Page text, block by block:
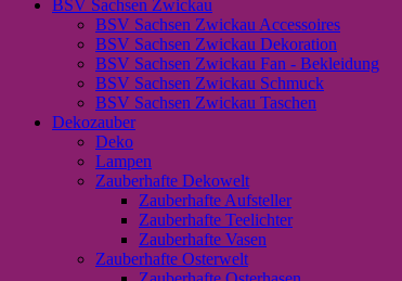
BSV Sachsen Zwickau
BSV Sachsen Zwickau Accessoires
BSV Sachsen Zwickau Dekoration
BSV Sachsen Zwickau Fan - Bekleidung
BSV Sachsen Zwickau Schmuck
BSV Sachsen Zwickau Taschen
Dekozauber
Deko
Lampen
Zauberhafte Dekowelt
Zauberhafte Aufsteller
Zauberhafte Teelichter
Zauberhafte Vasen
Zauberhafte Osterwelt